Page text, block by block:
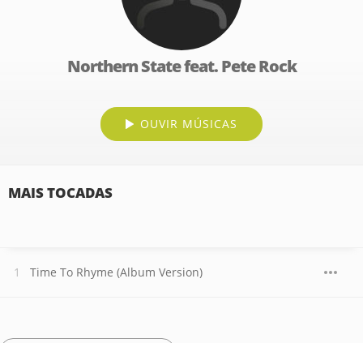
Northern State feat. Pete Rock
OUVIR MÚSICAS
MAIS TOCADAS
Time To Rhyme (Album Version)